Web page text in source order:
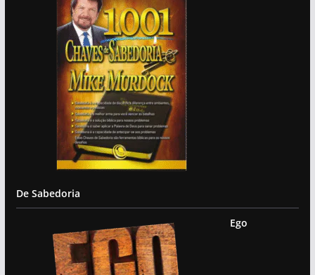
De Sabedoria
Ego